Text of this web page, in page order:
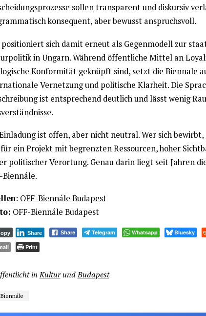
sollen transparent und diskursiv
konsequent, aber bewusst anspruchsvoll.
positioniert sich damit erneut als Gegenmodell zur
in Ungarn. Während öffentliche Mittel an
Konformität geknüpft sind, setzt die Biennale
Vernetzung und politische Klarheit. Die
ist entsprechend deutlich und lässt wenig
ist offen, aber nicht neutral. Wer sich
für ein Projekt mit begrenzten Ressourcen, hoher
politischer Verortung. Genau darin liegt seit Jahren
Biennále.
: OFF-Biennále Budapest
OFF-Biennále Budapest
Share Telegram Whatsapp Bluesky
Share
Print
in KulturundBudapest